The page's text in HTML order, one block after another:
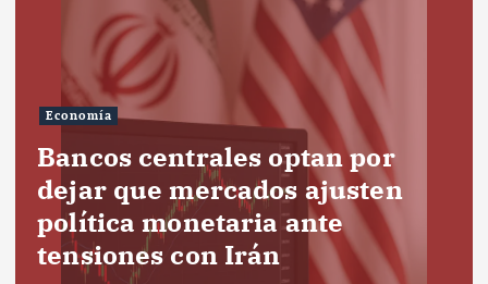
Economía
Bancos centrales optan por
dejar que mercados ajusten
política monetaria ante
tensiones con Irán